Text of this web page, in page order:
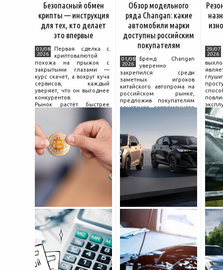
Безопасный обмен
крипты — инструкция
для тех, кто делает
это впервые
03/08
2026
Первая сделка с
криптовалютой
похожа на прыжок с
закрытыми глазами —
курс скачет, а вокруг куча
сервисов, каждый
уверяет, что он выгоднее
конкурентов.
Рынок растёт быстрее
поведения на нём.
Петербургские
криптообменники,
московские
Обзор модельного
ряда Changan: какие
автомобили марки
доступны российским
покупателям
01/08
2026
Бренд Changan
уверенно
закрепился среди
заметных игроков
китайского автопрома на
российском рынке,
предложив покупателям
сочетание современного
насчитывает несколько
десятилетий
29/07
2026
и